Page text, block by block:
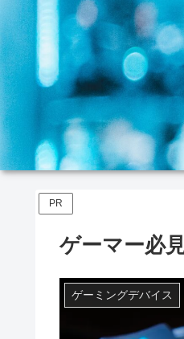
PR
ゲーマー必
ゲーミングデバイス